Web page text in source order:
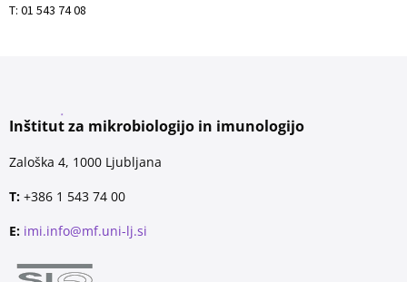
T: 01 543 74 08
Inštitut za mikrobiologijo in imunologijo
Zaloška 4, 1000 Ljubljana
T: +386 1 543 74 00
E: imi.info@mf.uni-lj.si